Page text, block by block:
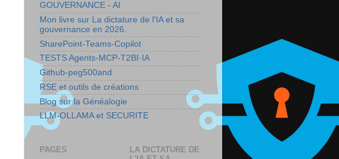
GOUVERNANCE - AI
Mon livre sur La dictature de l'IA et sa
gouvernance en 2026.
SharePoint-Teams-Copilot
TESTS Agents-MCP-T2BI·IA
Github-peg500and
RSE et outils de créations
Blog sur la Généalogie
LLM-OLLAMA et SECURITE
PAGES
LA DICTATURE DE